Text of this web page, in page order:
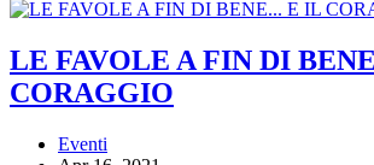
LE FAVOLE A FIN DI
CORAGGIO
Eventi